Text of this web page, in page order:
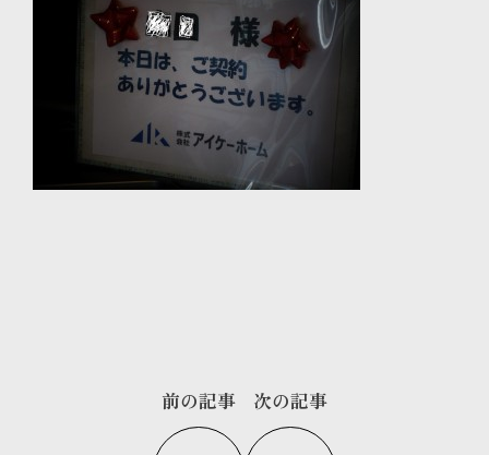
前の記事 次の記事